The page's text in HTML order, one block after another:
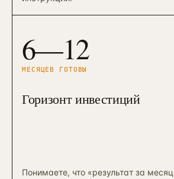
6—12
МЕСЯЦЕВ ГОТОВЫ
Горизонт инвестиций
Понимаете, что «результат за